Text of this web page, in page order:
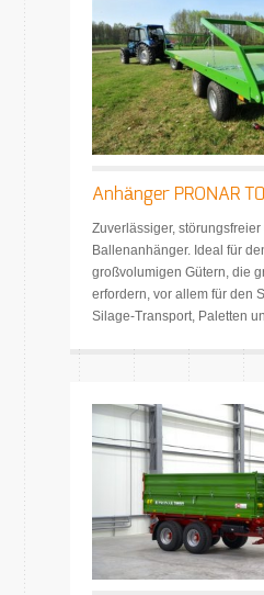
Anhänger PRONAR
Zuverlässiger,
Ballenanhänger. Ideal für
großvolumigen Gütern, die
erfordern, vor allem für den
Silage-Transport, Paletten